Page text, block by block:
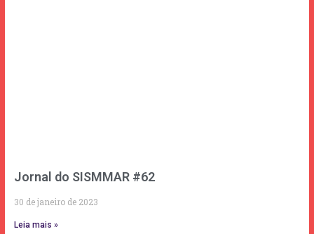
Jornal do SISMMAR #62
30 de janeiro de 2023
Leia mais »